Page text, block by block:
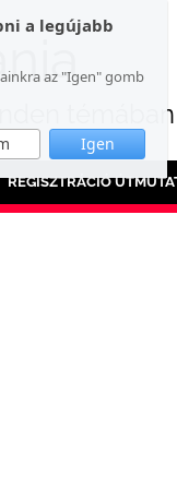
a legújabb
az "Igen" gomb
Igen
REGISZTRÁCIÓ